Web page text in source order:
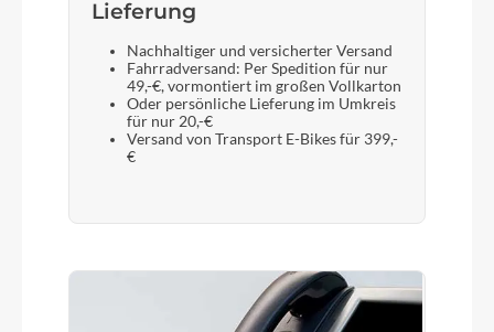
Lieferung
Nachhaltiger und versicherter Versand
Fahrradversand: Per Spedition für nur
49,-€, vormontiert im großen Vollkarton
Oder persönliche Lieferung im Umkreis
für nur 20,-€
Versand von Transport E-Bikes für 399,-
€